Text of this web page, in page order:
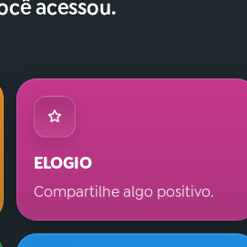
acessou.
ELOGIO
Compartilhe algo positivo.